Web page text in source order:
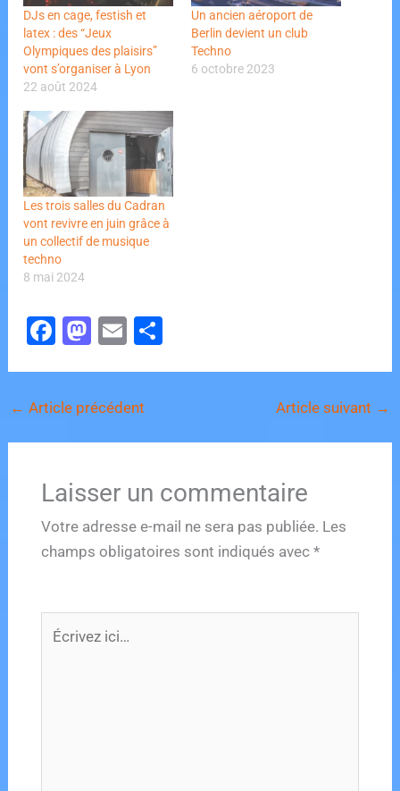
DJs en cage, festish et
latex : des “Jeux
Olympiques des plaisirs”
vont s’organiser à Lyon
22 août 2024
Un ancien aéroport de
Berlin devient un club
Techno
6 octobre 2023
Les trois salles du Cadran
vont revivre en juin grâce à
un collectif de musique
techno
8 mai 2024
F
e
b
o
k
M
o
d
n
E
l
er
← Article précédent Article suivant →
Laisser un commentaire
Votre adresse e-mail ne sera pas publiée. Les
champs obligatoires sont indiqués avec *